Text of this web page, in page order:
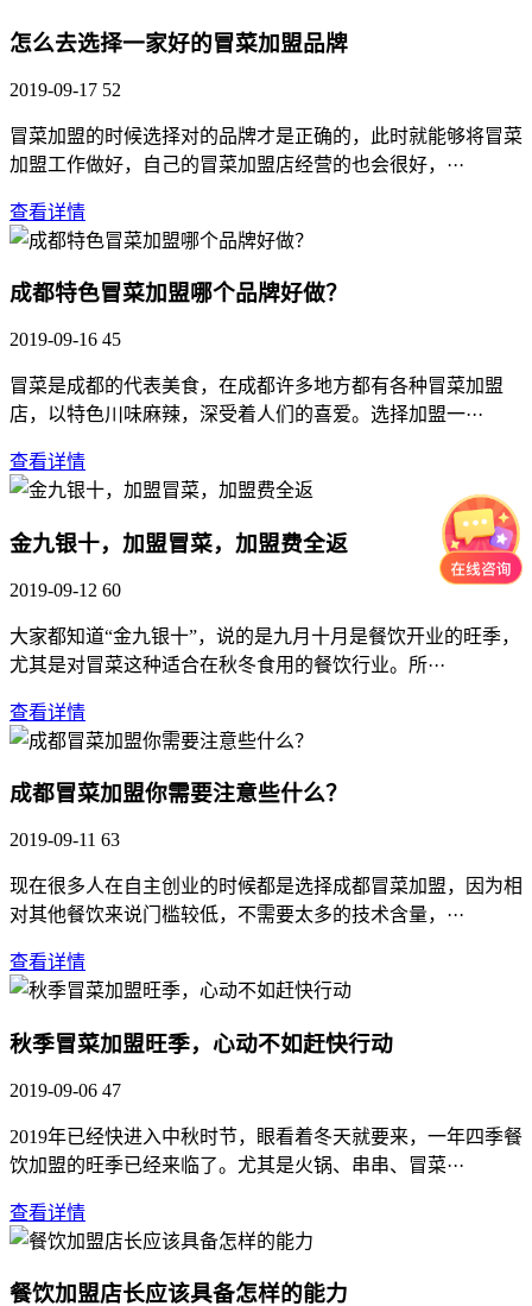
怎么去选择一家好的冒菜加盟品牌
2019-09-17 52
冒菜加盟的时候选择对的品牌才是正确的，此时就能够将冒菜
加盟工作做好，自己的冒菜加盟店经营的也会很好，···
查看详情
成都特色冒菜加盟哪个品牌好做？
2019-09-16 45
冒菜是成都的代表美食，在成都许多地方都有各种冒菜加盟
店，以特色川味麻辣，深受着人们的喜爱。选择加盟一···
查看详情
金九银十，加盟冒菜，加盟费全返
2019-09-12 60
大家都知道“金九银十”，说的是九月十月是餐饮开业的旺季，
尤其是对冒菜这种适合在秋冬食用的餐饮行业。所···
查看详情
成都冒菜加盟你需要注意些什么？
2019-09-11 63
现在很多人在自主创业的时候都是选择成都冒菜加盟，因为相
对其他餐饮来说门槛较低，不需要太多的技术含量，···
查看详情
秋季冒菜加盟旺季，心动不如赶快行动
2019-09-06 47
2019年已经快进入中秋时节，眼看着冬天就要来，一年四季餐
饮加盟的旺季已经来临了。尤其是火锅、串串、冒菜···
查看详情
餐饮加盟店长应该具备怎样的能力